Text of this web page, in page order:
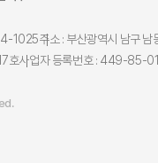
1025주소 : 부산광역시 남구
호사업자 등록번호 : 449-85-